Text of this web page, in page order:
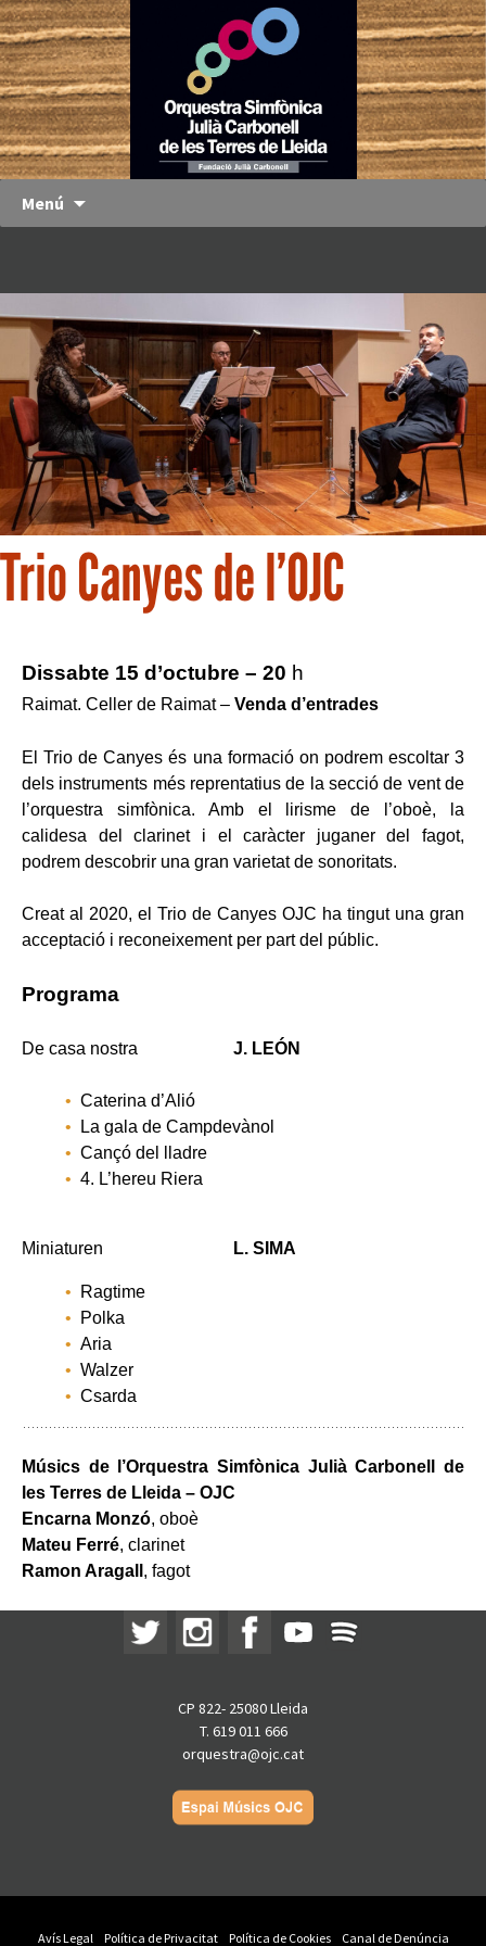
OJC
Orquestra
Simfònica
Julià
Carbonell
de les
Terres de
Lleida
Menú
Trio Canyes de l’OJC
Dissabte 15 d’octubre – 20 h
Raimat. Celler de Raimat – Venda d’entrades
El Trio de Canyes és una formació on podrem escoltar 3
dels instruments més reprentatius de la secció de vent de
l’orquestra simfònica. Amb el lirisme de l’oboè, la
calidesa del clarinet i el caràcter juganer del fagot,
podrem descobrir una gran varietat de sonoritats.
Creat al 2020, el Trio de Canyes OJC ha tingut una gran
acceptació i reconeixement per part del públic.
Programa
De casa nostra J. LEÓN
Caterina d’Alió
La gala de Campdevànol
Cançó del lladre
4. L’hereu Riera
Miniaturen L. SIMA
Ragtime
Polka
Aria
Walzer
Csarda
Músics de l ’Orquestra Simfònica Julià Carbonell de
les Terres de Lleida – OJC
Encarna Monzó, oboè
Mateu Ferré, clarinet
Ramon Aragall , fagot
CP 822- 25080 Lleida
T. 619 011 666
orquestra@ojc.cat
Avís Legal Política de Privacitat Política de Cookies Canal de Denúncia